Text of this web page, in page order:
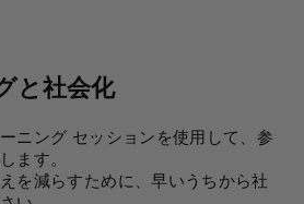
と社会化
ニング セッションを使用して、参
ます。
を減らすために、早いうちから社